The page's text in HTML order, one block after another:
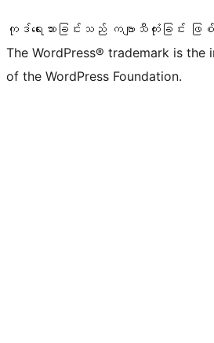
ကုဒ်ရေးသားခြင်းသည် ကဗျာသီကုံးခြင်း ဖ
The WordPress® trademark is
of the WordPress Foundation.